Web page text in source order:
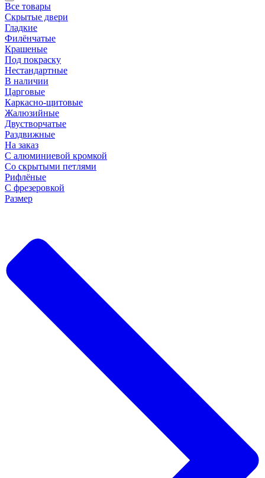
Все товары
Скрытые двери
Гладкие
Филёнчатые
Крашеные
Под покраску
Нестандартные
В наличии
Царговые
Каркасно-щитовые
Жалюзийные
Двустворчатые
Раздвижные
На заказ
С алюминиевой кромкой
Со скрытыми петлями
Рифлёные
С фрезеровкой
Размер